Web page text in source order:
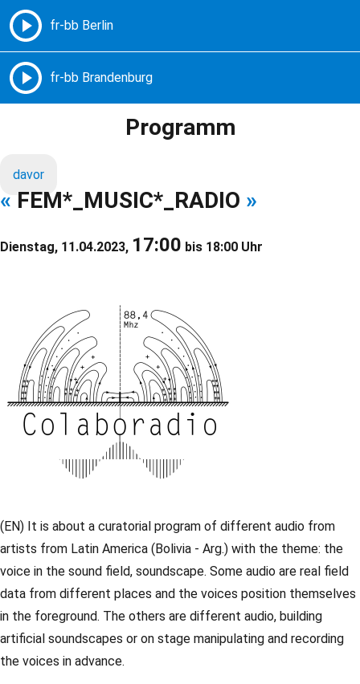
Freie Radios – Berlin Brandenburg
Programm
davor
« FEM*_MUSIC*_RADIO »
Dienstag, 11.04.2023, 17:00 bis 18:00 Uhr
(EN) It is about a curatorial program of different audio from
artists from Latin America (Bolivia - Arg.) with the theme: the
voice in the sound field, soundscape. Some audio are real field
data from different places and the voices position themselves
in the foreground. The others are different audio, building
artificial soundscapes or on stage manipulating and recording
the voices in advance.